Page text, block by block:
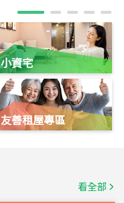
小資宅
友善租屋專區
看全部